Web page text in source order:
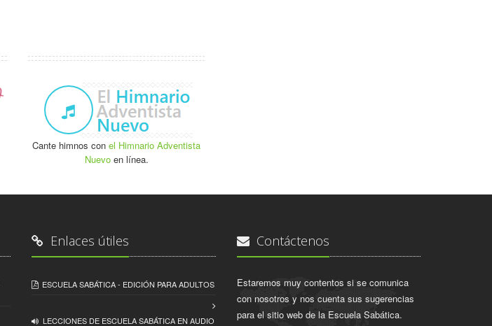
Cante himnos conel Himnario Adventista
Nuevoen línea.
Enlaces útiles
ESCUELA SABÁTICA - EDICIÓN PARA ADULTOS
LECCIONES DE ESCUELA SABÁTICA EN AUDIO
Contáctenos
Estaremos muy contentos si se comunica
con nosotros y nos cuenta sus sugerencias
para el sitio web de la Escuela Sabática.